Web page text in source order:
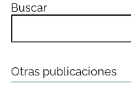
Buscar
Otras publicaciones